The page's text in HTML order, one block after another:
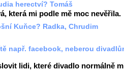
herectví? Tomáš
která mi podle mě moc nevěřila.
Kuňce? Radka, Chrudim
např. facebook, neberou
lidi, které divadlo normálně